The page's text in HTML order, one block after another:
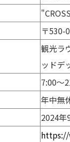
〒
観光ラ
ッドデ
7:00～
年中無
2024年